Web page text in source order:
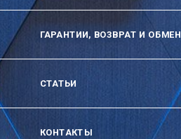
ГАРАНТИИ, ВОЗВРАТ И ОБМЕН
СТАТЬИ
КОНТАКТЫ